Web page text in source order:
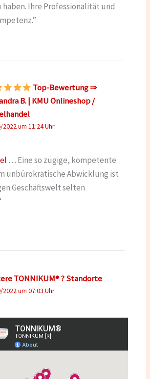
Ihre Professionalität und
Top-Bewertung ⇒
B. | KMU Onlineshop /
um 11:24 Uhr
… Eine so zügige, kompetente
unbürokratische Abwicklung ist
Geschäftswelt selten
TONNIKUM® ? Standorte
um 07:03 Uhr